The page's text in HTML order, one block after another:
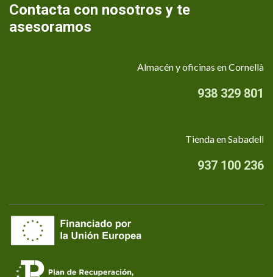
Contacta con nosotros y te
asesoramos
Almacén y oficinas en Cornellà
938 329 801
Tienda en Sabadell
937 100 236